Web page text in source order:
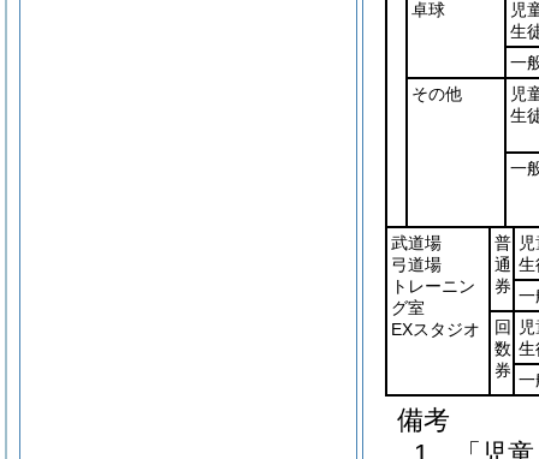
卓球
児
生
一
その他
児
生
一
武道場
弓道場
トレーニン
グ室
EXスタジオ
普
通
券
生
一
回
数
券
生
一
備考